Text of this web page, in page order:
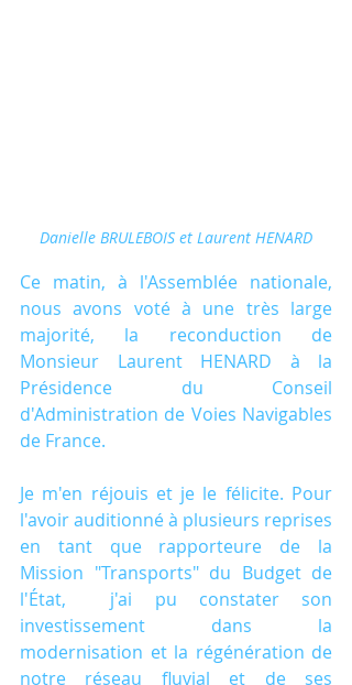
Danielle BRULEBOIS et Laurent HENARD
Ce matin, à l'Assemblée nationale,
nous avons voté à une très large
majorité, la reconduction de
Monsieur Laurent HENARD à la
Présidence du Conseil
d'Administration de Voies Navigables
de France.
Je m'en réjouis et je le félicite. Pour
l'avoir auditionné à plusieurs reprises
en tant que rapporteure de la
Mission "Transports" du Budget de
l'État,  j'ai pu constater son
investissement dans la
modernisation et la régénération de
notre réseau fluvial et de ses